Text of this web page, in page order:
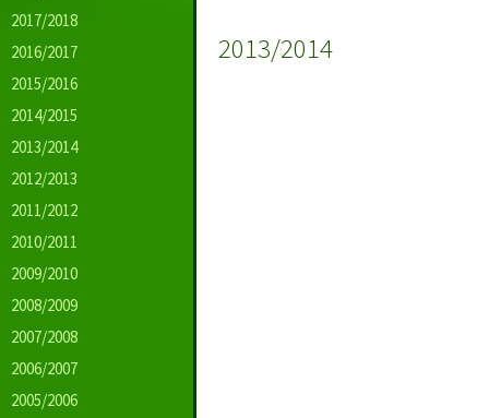
2017/2018
2016/2017
2015/2016
2014/2015
2013/2014
2012/2013
2011/2012
2010/2011
2009/2010
2008/2009
2007/2008
2006/2007
2005/2006
2013/2014